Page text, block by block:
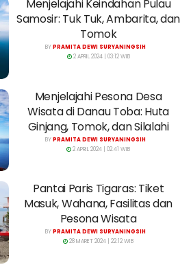
Menjelajahi Keindahan Pulau
Samosir: Tuk Tuk, Ambarita, dan
Tomok
BYPRAMITA DEWI SURYANINGSIH
2 APRIL 2024 | 03:12 WIB
Menjelajahi Pesona Desa
Wisata di Danau Toba: Huta
Ginjang, Tomok, dan Silalahi
BYPRAMITA DEWI SURYANINGSIH
2 APRIL 2024 | 02:41 WIB
Pantai Paris Tigaras: Tiket
Masuk, Wahana, Fasilitas dan
Pesona Wisata
BYPRAMITA DEWI SURYANINGSIH
28 MARET 2024 | 22:12 WIB